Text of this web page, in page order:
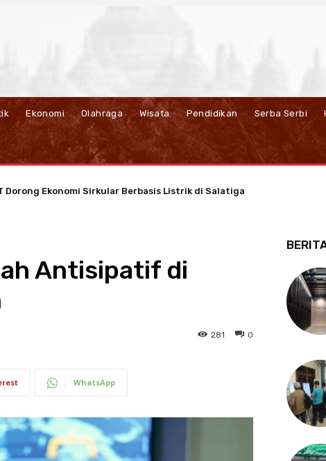
Ekonomi Olahraga Wisata Pendidikan Serba Serbi
Ekonomi Sirkular Berbasis Listrik di Salatiga
Hadirkan Unlimited 5G di Semarang
Antisipatif di
0
281
WhatsApp